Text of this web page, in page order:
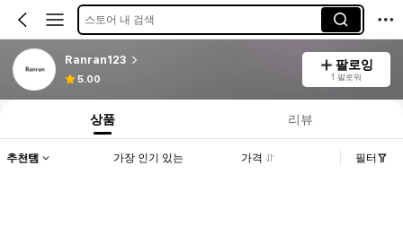
스토어 내 검색
Ranran123
5.00
팔로잉
1 팔로워
상품 리뷰
추천템 가장 인기 있는 가격 필터